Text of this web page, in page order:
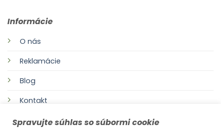
Informácie
O nás
Reklamácie
Blog
Kontakt
Spravujte súhlas so súbormi cookie